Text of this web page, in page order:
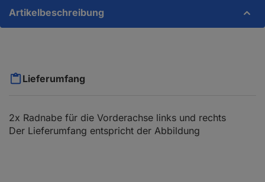
Artikelbeschreibung
Lieferumfang
2x Radnabe für die Vorderachse links und rechts
Der Lieferumfang entspricht der Abbildung